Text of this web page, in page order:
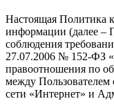
Настоящая Политика
информации (далее –
соблюдения
27.07.2006 № 152-ФЗ
правоотношения по
между Пользователем
сети «Интернет» и